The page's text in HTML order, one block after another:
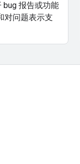
bug 报告或功能
对问题表示支